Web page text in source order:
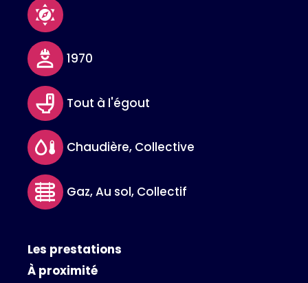
1970
Tout à l'égout
Chaudière, Collective
Gaz, Au sol, Collectif
Les prestations
À proximité